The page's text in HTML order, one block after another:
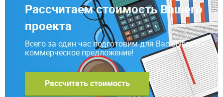
Рассчитаем стоимость Вашего
проекта
Всего за один час подготовим для Вас выгодное
коммерческое предложение!
Рассчитать стоимость